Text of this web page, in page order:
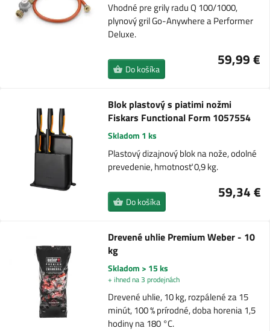
Vhodné pre grily radu Q 100/1000,
plynový gril Go-Anywhere a Performer
Deluxe.
59,99 €
Do košíka
Blok plastový s piatimi nožmi
Fiskars Functional Form 1057554
Skladom 1 ks
Plastový dizajnový blok na nože, odolné
prevedenie, hmotnosť 0,9 kg.
59,34 €
Do košíka
Drevené uhlie Premium Weber - 10
kg
Skladom > 15 ks
+ ihned na 3 prodejnách
Drevené uhlie, 10 kg, rozpálené za 15
minút, 100 % prírodné, doba horenia 1,5
hodiny na 180 °C.